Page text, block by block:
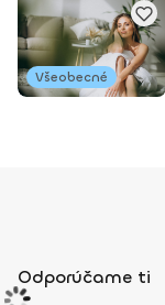
Všeobecné
Odporúčame ti